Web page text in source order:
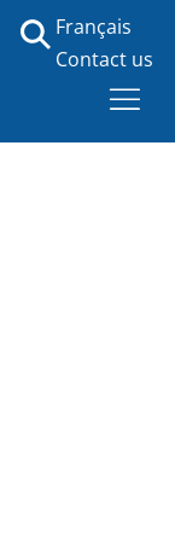
Français
Contact us